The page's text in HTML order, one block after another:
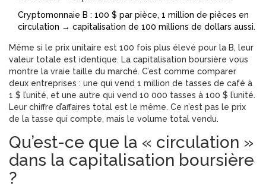
Cryptomonnaie B : 100 $ par pièce, 1 million de pièces en
circulation → capitalisation de 100 millions de dollars aussi.
Même si le prix unitaire est 100 fois plus élevé pour la B, leur
valeur totale est identique. La capitalisation boursière vous
montre la vraie taille du marché. C’est comme comparer
deux entreprises : une qui vend 1 million de tasses de café à
1 $ l’unité, et une autre qui vend 10 000 tasses à 100 $ l’unité.
Leur chiffre d’affaires total est le même. Ce n’est pas le prix
de la tasse qui compte, mais le volume total vendu.
Qu’est-ce que la « circulation »
dans la capitalisation boursière
?